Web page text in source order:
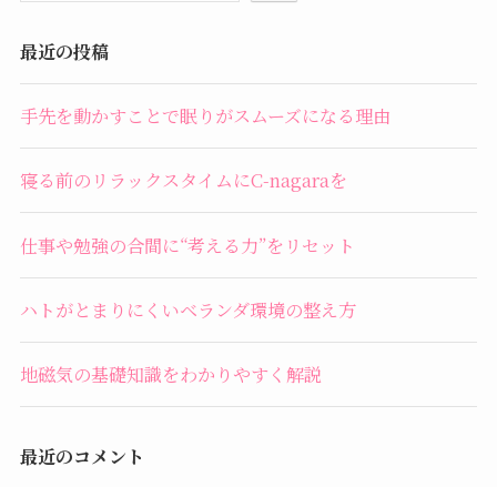
最近の投稿
手先を動かすことで眠りがスムーズになる理由
寝る前のリラックスタイムにC-nagaraを
仕事や勉強の合間に“考える力”をリセット
ハトがとまりにくいベランダ環境の整え方
地磁気の基礎知識をわかりやすく解説
最近のコメント